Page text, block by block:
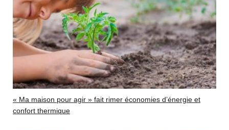
« Ma maison pour agir » fait rimer économies d’énergie et
confort thermique